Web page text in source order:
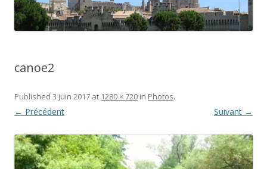
canoe2
Published 3 juin 2017 at 1280 × 720 in Photos.
← Précédent Suivant →